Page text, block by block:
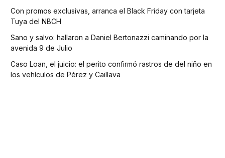
Con promos exclusivas, arranca el Black Friday con tarjeta
Tuya del NBCH
Sano y salvo: hallaron a Daniel Bertonazzi caminando por la
avenida 9 de Julio
Caso Loan, el juicio: el perito confirmó rastros de del niño en
los vehículos de Pérez y Caillava